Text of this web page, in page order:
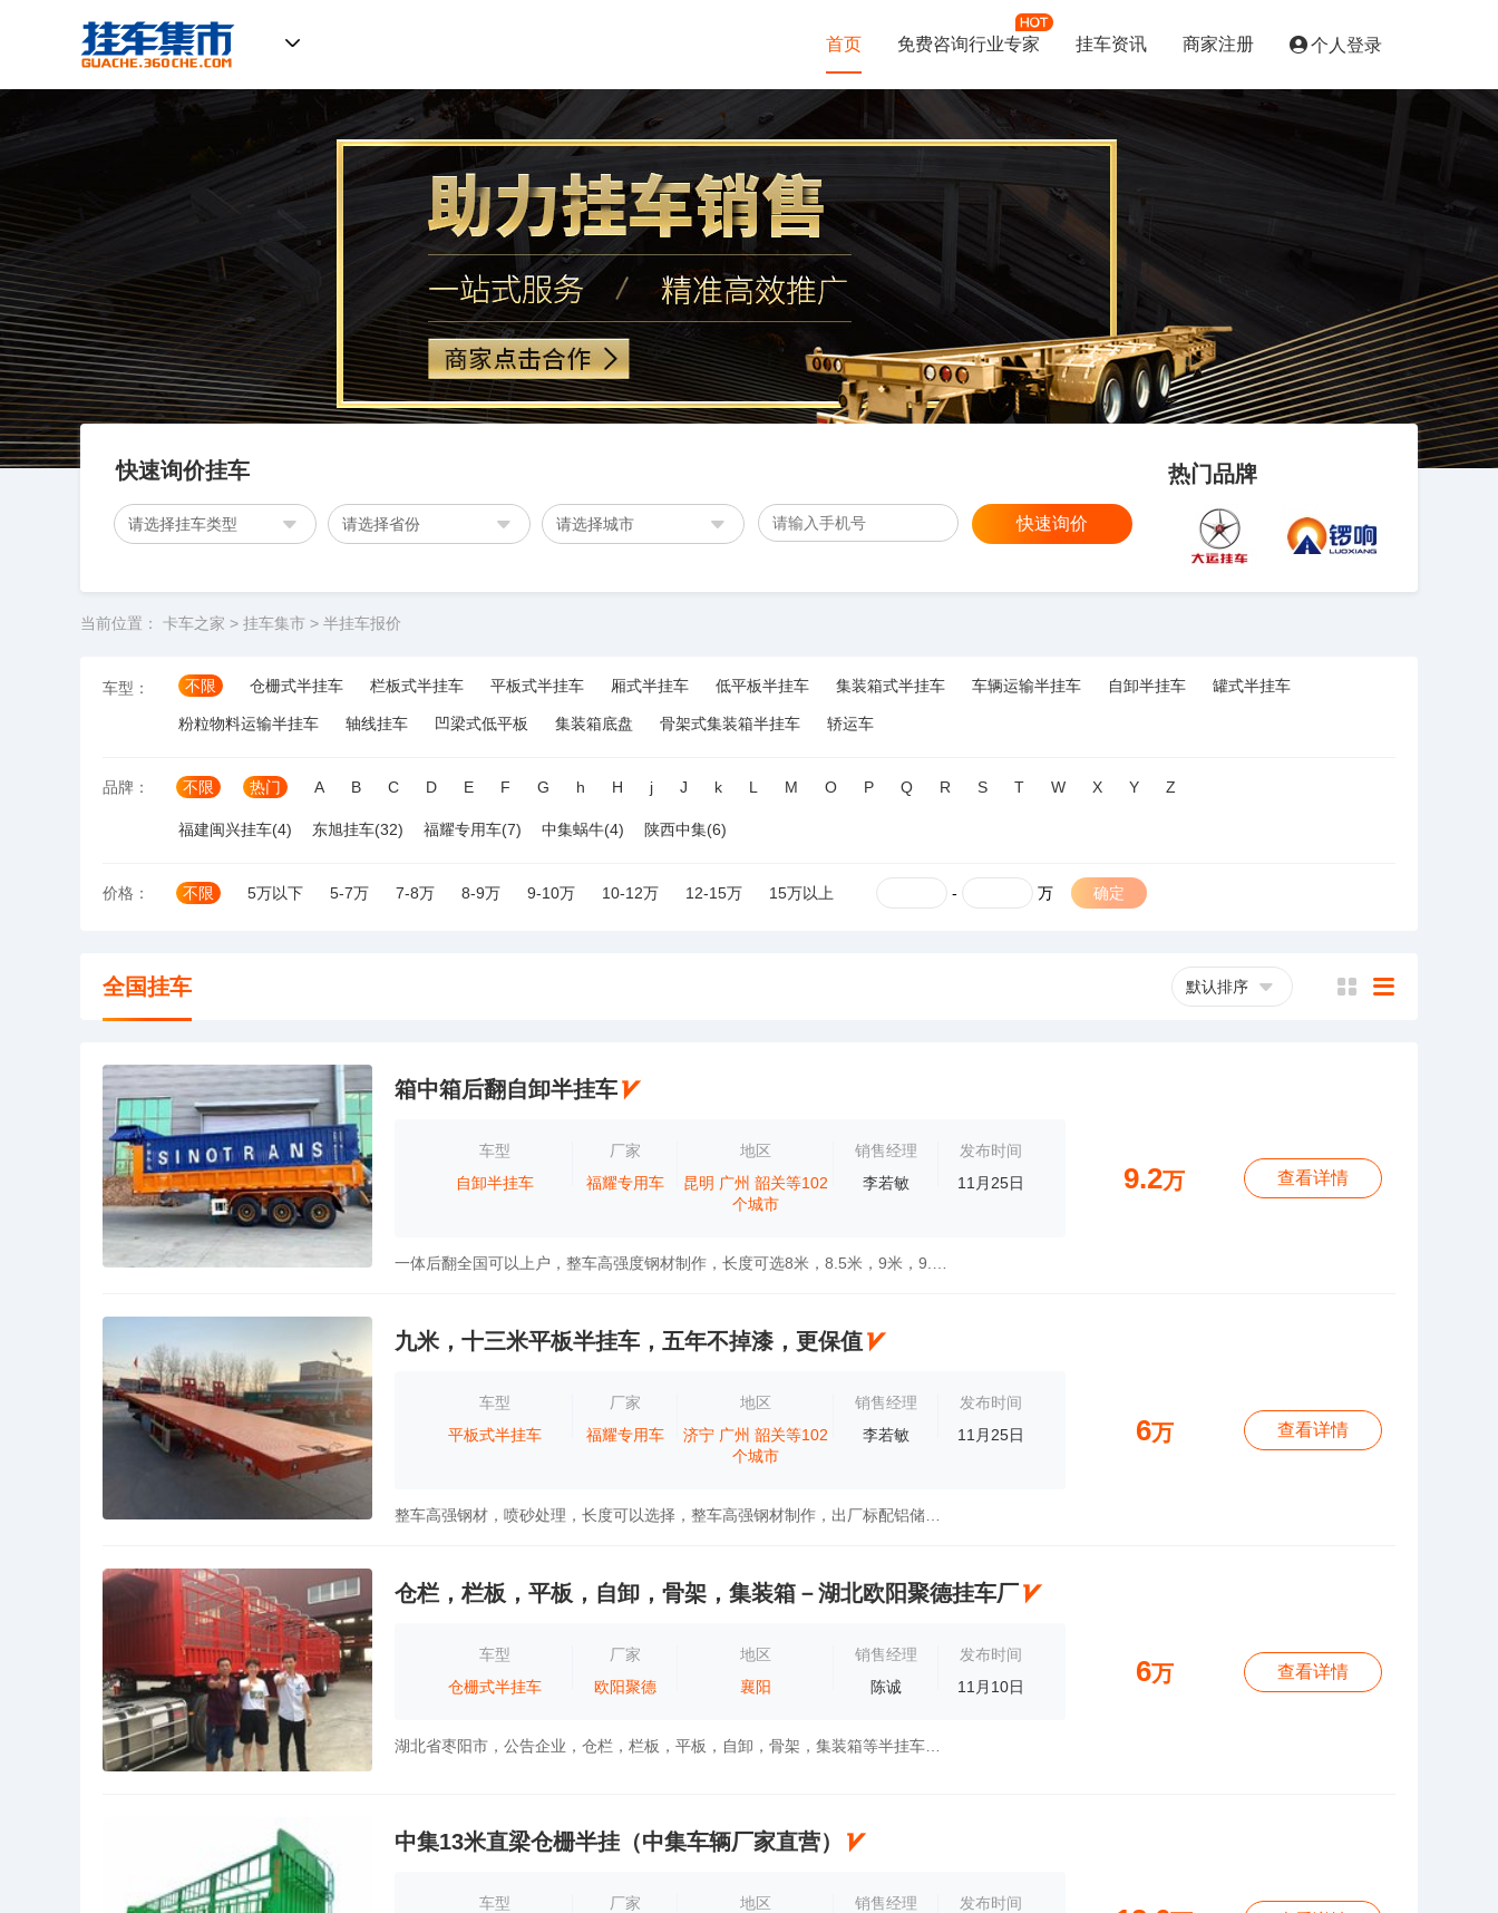
挂车集市 首页 免费咨询行业专家 挂车资讯 商家注册 个人登录
快速询价挂车
请选择挂车类型 请选择省份 请选择城市 快速询价
热门品牌
当前位置： 卡车之家 > 挂车集市 > 半挂车报价
车型： 不限 仓栅式半挂车 栏板式半挂车 平板式半挂车 厢式半挂车 低平板半挂车 集装箱式半挂车 车辆运输半挂车 自卸半挂车 罐式半挂车
粉粒物料运输半挂车 轴线挂车 凹梁式低平板 集装箱底盘 骨架式集装箱半挂车 轿运车
品牌： 不限 热门 A B C D E F G h H j J k L M O P Q R S T W X Y Z
福建闽兴挂车(4) 东旭挂车(32) 福耀专用车(7) 中集蜗牛(4) 陕西中集(6)
价格： 不限 5万以下 5-7万 7-8万 8-9万 9-10万 10-12万 12-15万 15万以上 - 万 确定
全国挂车 默认排序 横 列
箱中箱后翻自卸半挂车
车型
自卸半挂车
厂家
福耀专用车
地区
昆明 广州 韶关等102
个城市
销售经理
李若敏
发布时间
11月25日
9.2万 查看详情
九米，十三米平板半挂车，五年不掉漆，更保值
车型
平板式半挂车
厂家
福耀专用车
地区
济宁 广州 韶关等102
个城市
销售经理
李若敏
发布时间
11月25日
6万 查看详情
仓栏，栏板，平板，自卸，骨架，集装箱－湖北欧阳聚德挂车厂
车型
仓栅式半挂车
厂家
欧阳聚德
地区
襄阳
销售经理
陈诚
发布时间
11月10日
6万 查看详情
中集13米直梁仓栅半挂（中集车辆厂家直营）
车型
厂家
地区
销售经理
发布时间